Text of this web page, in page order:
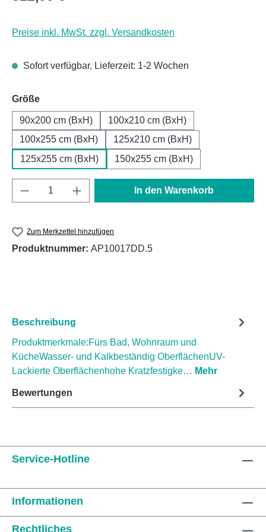
Preise inkl. MwSt. zzgl. Versandkosten
Sofort verfügbar, Lieferzeit: 1-2 Wochen
Größeauswählen
90x200 cm (BxH)
100x210 cm (BxH)
100x255 cm (BxH)
125x210 cm (BxH)
125x255 cm (BxH)
150x255 cm (BxH)
Produkt Anzahl: Gib den gewünschten
In den Warenkorb
Zum Merkzettel hinzufügen
Produktnummer: AP10017DD.5
Beschreibung
Produktmerkmale:Fürs Bad, Wohnraum und
KücheWasser- und Kalkbeständig OberflächenUV-
Lackierte Oberflächenhohe Kratzfestigke… Mehr
Bewertungen
Service-Hotline
Informationen
Rechtliches